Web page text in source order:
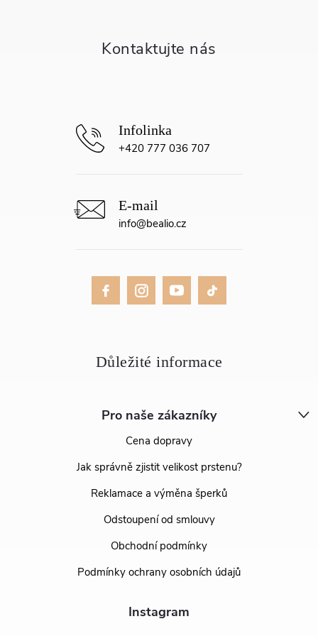
Pro naše zákazníky
Cena dopravy
Jak správně zjistit velikost prstenu?
Reklamace a výměna šperků
Odstoupení od smlouvy
Obchodní podmínky
Podmínky ochrany osobních údajů
Instagram
info@bealio.cz
+420 777 036 707